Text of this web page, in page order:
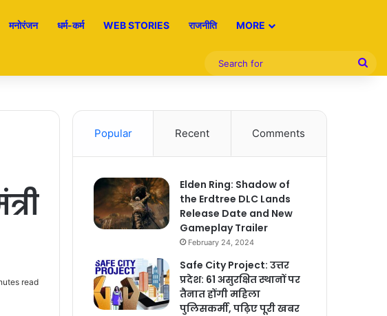
मनोरंजन धर्म-कर्म WEB STORIES राजनीति MORE
read
Popular Recent Comments
Elden Ring: Shadow of
the Erdtree DLC Lands
Release Date and New
Gameplay Trailer
February 24, 2024
Safe City Project: उत्तर
प्रदेश: 61 असुरक्षित स्थानों पर
तैनात होंगी महिला
पुलिसकर्मी, पढ़िए पूरी खबर